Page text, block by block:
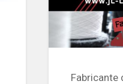
Fabricante